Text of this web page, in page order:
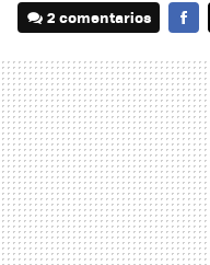
2 comentarios